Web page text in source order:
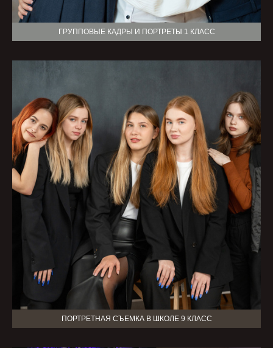
ГРУППОВЫЕ КАДРЫ И ПОРТРЕТЫ 1 КЛАСС
ПОРТРЕТНАЯ СЪЕМКА В ШКОЛЕ 9 КЛАСС